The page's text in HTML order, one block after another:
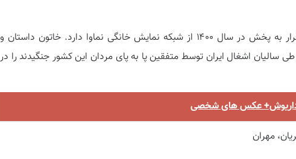
خاتون آخرین ساخته تینا پاکروان است که قرار به پخش در سال ۱۴۰۰ از شبکه نمایش خانگی نماوا دارد. خاتون داستان و
سالیان اشغال ایران توسط متفقین پا به پای مردان این کشور جنگیدند را در
داریوش+ عکس های شخصی
مهران